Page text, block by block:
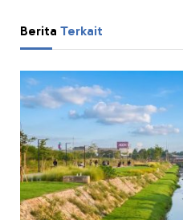
Berita Terkait